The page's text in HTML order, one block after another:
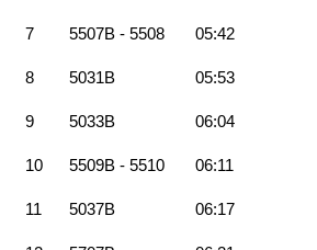
7 5507B - 5508 05:42
8 5031B 05:53
9 5033B 06:04
10 5509B - 5510 06:11
11 5037B 06:17